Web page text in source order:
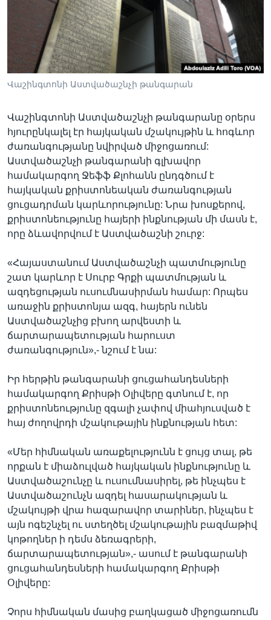
Լեզուներ
Վաշինգտոնի Աստվածաշնչի թանգարան
Վաշինգտոնի Աստվածաշնչի թանգարանը օրերս
հյուրընկալել էր հայկական մշակույթին և հոգևոր
ժառանգությանը նվիրված միջոցառում:
Աստվածաշնչի թանգարանի գլխավոր
համակարգող Ջեֆֆ Քլոհանն ընդգծում է
հայկական քրիստոնեական ժառանգության
ցուցադրման կարևորությունը: Նրա խոսքերով,
քրիստոնեությունը հայերի ինքնության մի մասն է,
որը ձևավորվում է Աստվածաշնի շուրջ:
«Հայաստանում Աստվածաշնչի պատմությունը
շատ կարևոր է Սուրբ Գրքի պատմության և
ազդեցության ուսումնասիրման համար: Որպես
առաջին քրիստոնյա ազգ, հայերն ունեն
Աստվածաշնչից բխող արվեստի և
ճարտարապետության հարուստ
ժառանգություն»,- նշում է նա:
Իր հերթին թանգարանի ցուցահանդեսների
համակարգող Քրիսթի Օլիվերը գտնում է, որ
քրիստոնեությունը զգալի չափով միահյուսված է
հայ ժողովրդի մշակութային ինքնության հետ:
«Մեր հիմնական առաքելությունն է ցույց տալ, թե
որքան է միաձուլված հայկական ինքնությունը և
Աստվածաշունչը և ուսումնասիրել, թե ինչպես է
Աստվածաշունչն ազդել հասարակության և
մշակույթի վրա հազարավոր տարիներ, ինչպես է
այն ոգեշնչել ու ստեղծել մշակութային բազմաթիվ
կոթողներ ի դեմս ձեռագրերի,
ճարտարապետության»,- ասում է թանգարանի
ցուցահանդեսների համակարգող Քրիսթի
Օլիվերը:
Չորս հիմնական մասից բաղկացած միջոցառումն